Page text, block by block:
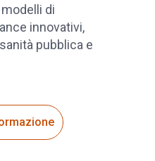
di
innovativi,
pubblica e